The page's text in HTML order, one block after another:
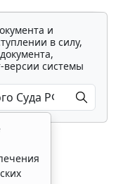
и
в силу,
версии системы